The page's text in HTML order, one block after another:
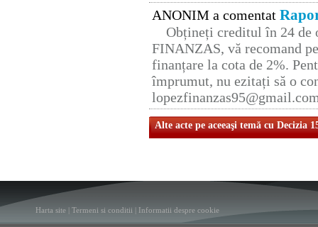
ANONIM a comentat
Obțineți creditul în 24 de
FINANZAS, vă recomand
finanțare la cota de 2%.
împrumut, nu ezitați să o
Alte acte pe aceeaşi temă cu Decizia
Harta site Termeni si conditii Informatii despre cookie